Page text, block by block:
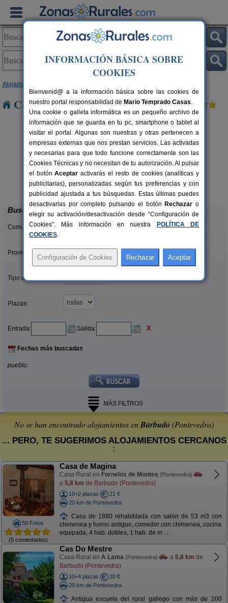
Alojamientos
Casas Rurales cerca de Barbudo
10 pers.
desde25 €
Casa Ameneiros
Sanxenxo (Pontevedra)
Buscar
Comunidades:
Provincias/Islas:
Tipo alquiler:
Plazas:
Entrada: Salida: X
Fechas más buscadas
pueblo:
MÁS FILTROS
No se han encontrado alojamientos enBarbudo (Pontevedra)
... PERO, TE SUGERIMOS ALOJAMIENTOS CERCANOS
:
50 Fotos
(5 comentarios)
Casa de Magina
Casa Rural en Fornelos de Montes (Pontevedra)
a 5,8 km de Barbudo (Pontevedra)
10+2 plazas
21 €
20 km de Pontevedra
Casa de 1880 rehabilitada con salón de 53 m3 con
chimenea y horno antiguo, comedor con chimenea, cocina
equipada, 4 hab. dobles, 1 hab. de m ...
Cas Do Mestre
Casa Rural en A Lama (Pontevedra) a 5,8 km de
Barbudo (Pontevedra)
10+4 plazas
20 €
20 km de Pontevedra
Antigua escuela del rural gallego con más de 200
INFORMACIÓN BÁSICA SOBRE
COOKIES
Bienvenid@ a la información básica sobre las cookies de
nuestro portal responsabilidad de Mario Temprado Casas.
Una cookie o galleta informática es un pequeño archivo de
información que se guarda en tu pc, smartphone o tablet al
visitar el portal. Algunas son nuestras y otras pertenecen a
empresas externas que nos prestan servicios. Las activadas
y necesarias para que todo funcione correctamente son las
Cookies Técnicas y no necesitan de tu autorización. Al pulsar
el botónAceptar activarás el resto de cookies (analíticas y
publicitarias), personalizadas según tus preferencias y con
publicidad ajustada a tus búsquedas. Estas últimas puedes
desactivarlas por completo pulsando el botón Rechazar o
elegir su activación/desactivación desde “Configuración de
Cookies”. Más información en nuestra
POLÍTICA DE
COOKIES.